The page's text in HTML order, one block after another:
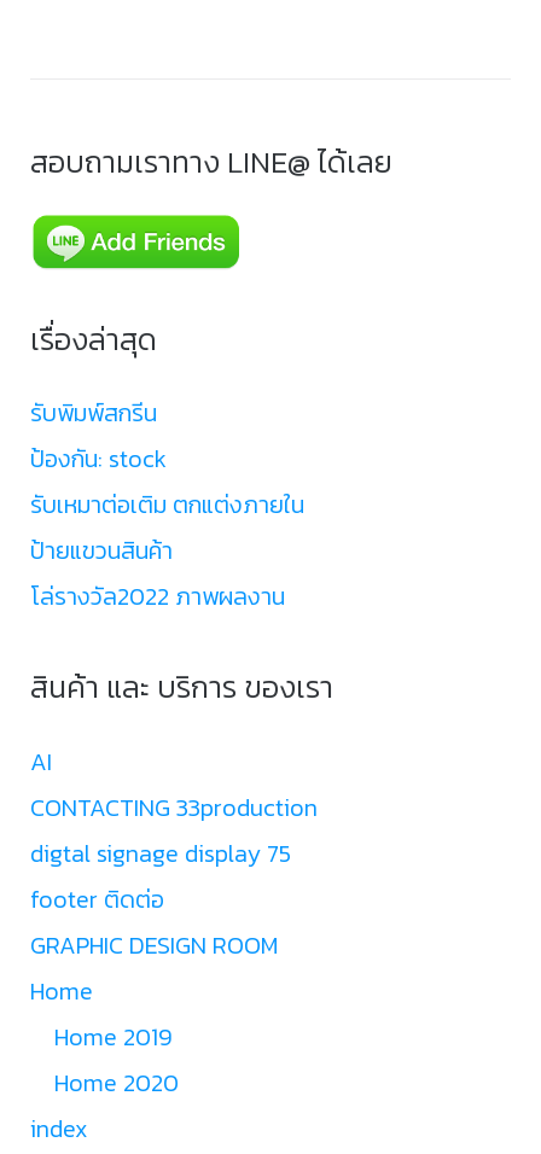
สอบถามเราทาง LINE@ ได้เลย
เรื่องล่าสุด
รับพิมพ์สกรีน
ป้องกัน: stock
รับเหมาต่อเติม ตกแต่งภายใน
ป้ายแขวนสินค้า
โล่รางวัล2022 ภาพผลงาน
สินค้า และ บริการ ของเรา
AI
CONTACTING 33production
digtal signage display 75
footer ติดต่อ
GRAPHIC DESIGN ROOM
Home
Home 2019
Home 2020
index